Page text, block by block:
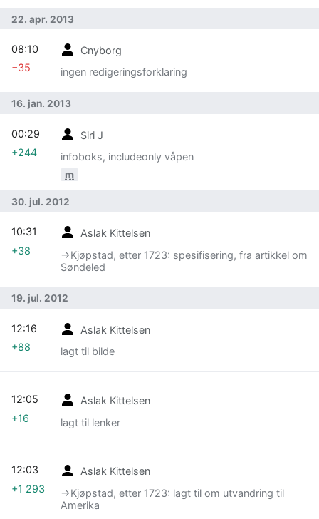
22. apr. 2013
Cnyborg
ingen redigeringsforklaring
08:10
−35
16. jan. 2013
Siri J
infoboks, includeonly våpen
m
00:29
+244
30. jul. 2012
Aslak Kittelsen
→‎Kjøpstad, etter 1723: spesifisering, fra artikkel om
Søndeled
10:31
+38
19. jul. 2012
Aslak Kittelsen
lagt til bilde
12:16
+88
Aslak Kittelsen
lagt til lenker
12:05
+16
Aslak Kittelsen
→‎Kjøpstad, etter 1723: lagt til om utvandring til
Amerika
12:03
+1 293